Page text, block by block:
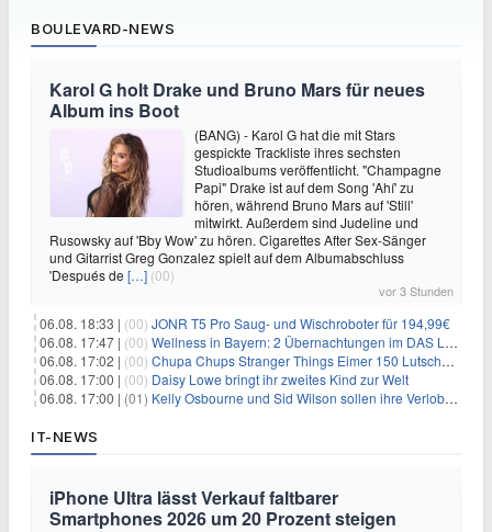
BOULEVARD-NEWS
Karol G holt Drake und Bruno Mars für neues
Album ins Boot
(BANG) - Karol G hat die mit Stars
gespickte Trackliste ihres sechsten
Studioalbums veröffentlicht. "Champagne
Papi" Drake ist auf dem Song 'Ahí' zu
hören, während Bruno Mars auf 'Still'
mitwirkt. Außerdem sind Judeline und
Rusowsky auf 'Bby Wow' zu hören. Cigarettes After Sex-Sänger
und Gitarrist Greg Gonzalez spielt auf dem Albumabschluss
'Después de […] (00)
vor 3 Stunden
06.08. 18:33 | (00) JONR T5 Pro Saug- und Wischroboter für 194,99€
06.08. 17:47 | (00) Wellness in Bayern: 2 Übernachtungen im DAS LUDWIG Sports Resort inkl. HP + Wellness ab 174€ p.P.
06.08. 17:02 | (00) Chupa Chups Stranger Things Eimer 150 Lutscher für 21,95€
06.08. 17:00 | (00) Daisy Lowe bringt ihr zweites Kind zur Welt
06.08. 17:00 | (01) Kelly Osbourne und Sid Wilson sollen ihre Verlobung gelöst haben
IT-NEWS
iPhone Ultra lässt Verkauf faltbarer
Smartphones 2026 um 20 Prozent steigen